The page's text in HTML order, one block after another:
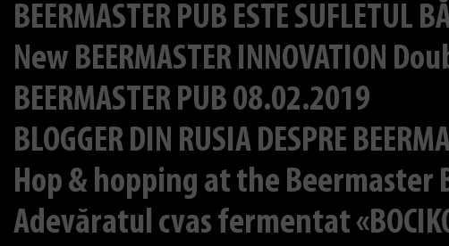
BEERMASTER PUB ESTE SUFLETUL
New BEERMASTER INNOVATION
BEERMASTER PUB 08.02.2019
BLOGGER DIN RUSIA DESPRE
Hop & hopping at the Beermaster
Adevăratul cvas fermentat